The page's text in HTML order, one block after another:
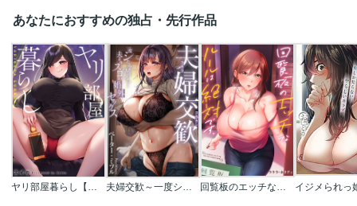
あなたにおすすめの独占・先行作品
ヤリ部屋暮らし【フルカラー】 夫婦交歓～一度シたら戻れない…夫よりスゴい婚外セックス～ 回覧板のエッチなルールは絶対です。【フルカラー】